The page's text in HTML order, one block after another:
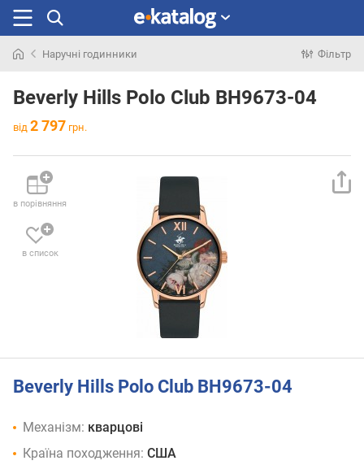
раніше
Наручні годинники Фільтр
Beverly Hills Polo Club BH9673-04
від 2 797 грн.
в порівняння
в список
Beverly Hills Polo Club BH9673-04
Механізм: кварцові
Країна походження: США